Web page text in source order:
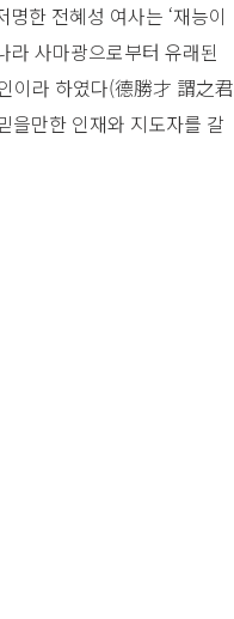
한 전혜성 여사는 ‘재능이
라 사마광으로부터 유래된
이라 하였다(德勝才 謂之君
을만한 인재와 지도자를 갈